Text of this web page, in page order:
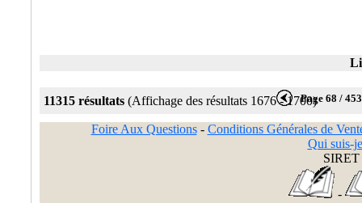
11315 résultats (Affichage des résultats 1676 - 1700)Page 68 / 453
Foire Aux Questions- Conditions Générales de
Qui suis-
SIRET
-